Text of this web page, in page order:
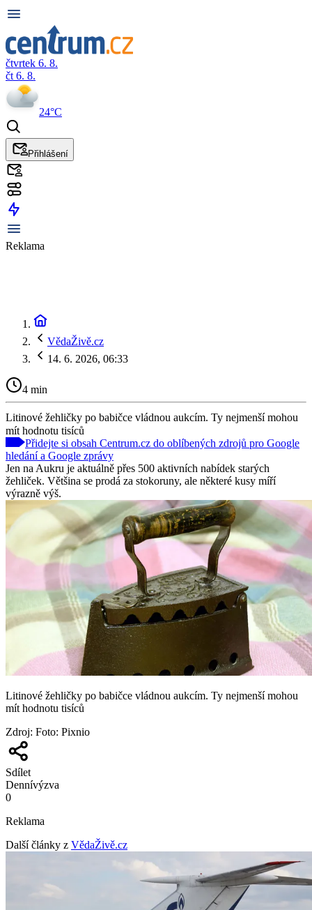
čtvrtek 6. 8.
čt 6. 8.
24°C
Přihlášení
Reklama
VědaŽivě.cz
14. 6. 2026, 06:33
4 min
Litinové žehličky po babičce vládnou aukcím. Ty nejmenší mohou
mít hodnotu tisíců
Přidejte si obsah Centrum.cz do oblíbených zdrojů pro Google
hledání a Google zprávy
Jen na Aukru je aktuálně přes 500 aktivních nabídek starých
žehliček. Většina se prodá za stokoruny, ale některé kusy míří
výrazně výš.
Litinové žehličky po babičce vládnou aukcím. Ty nejmenší mohou
mít hodnotu tisíců
Zdroj: Foto: Pixnio
Sdílet
Dennívýzva
0
Reklama
Další články z VědaŽivě.cz